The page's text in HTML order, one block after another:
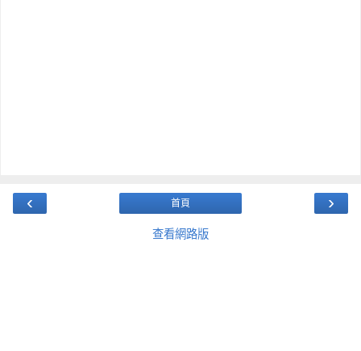
‹ ›
首頁
查看網路版